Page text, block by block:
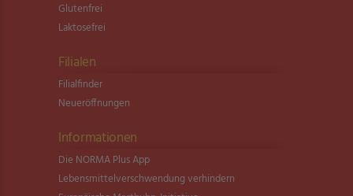
Glutenfrei
Laktosefrei
Filialen
Filialfinder
Neueröffnungen
Informationen
Die NORMA Plus App
Lebensmittel­verschwendung verhindern